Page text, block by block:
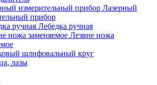
Лазерный
прибор
Лебедка ручная
Лезвие ножа
шлифовальный круг
лазы